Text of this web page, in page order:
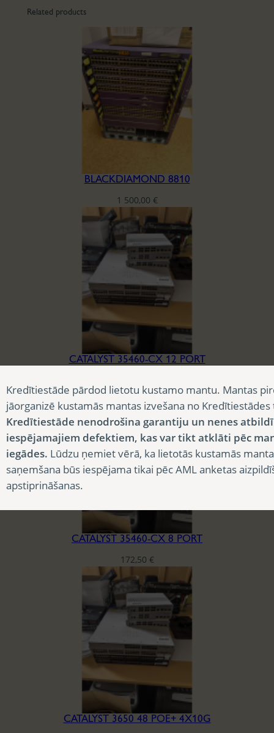
Related products
BLACKDIAMOND 8810
1 500,00 €
CATALYST 35460-CX 12 PORT
CATALYST 35460-CX 8 PORT
172,50 €
CATALYST 3650 48 POE+ 4X10G
Kredītiestāde pārdod lietotu kustamo mantu. Mantas
jāorganizē kustamās mantas izvešana no
Kredītiestāde nenodrošina garantiju un nenes
iespējamajiem defektiem, kas var tikt atklāti pēc
iegādes. Lūdzu ņemiet vērā, ka lietotās kustamās
saņemšana būs iespējama tikai pēc AML anketas
apstiprināšanas.